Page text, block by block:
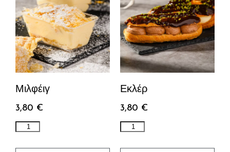
Μιλφέιγ
3,80 €
Εκλέρ
3,80 €